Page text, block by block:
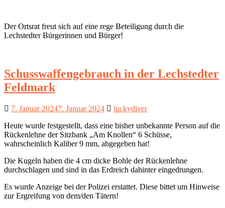
Der Ortsrat freut sich auf eine rege Beteiligung durch die
Lechstedter Bürgerinnen und Bürger!
Schusswaffengebrauch in der Lechstedter
Feldmark
7. Januar 20247. Januar 2024
luckydiver
Heute wurde festgestellt, dass eine bisher unbekannte Person auf die
Rückenlehne der Sitzbank „Am Knollen“ 6 Schüsse,
wahrscheinlich Kaliber 9 mm, abgegeben hat!
Die Kugeln haben die 4 cm dicke Bohle der Rückenlehne
durchschlagen und sind in das Erdreich dahinter eingedrungen.
Es wurde Anzeige bei der Polizei erstattet. Diese bittet um Hinweise
zur Ergreifung von dem/den Tätern!